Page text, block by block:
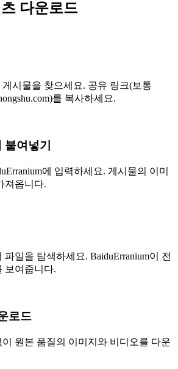
다운로드
시물을 찾으세요. 공유 링크(보통
를 복사하세요.
여넣기
에 입력하세요. 게시물의 이미
져옵니다.
일을 탐색하세요. BaiduErranium이 전
보여줍니다.
로드
원본 품질의 이미지와 비디오를 다운